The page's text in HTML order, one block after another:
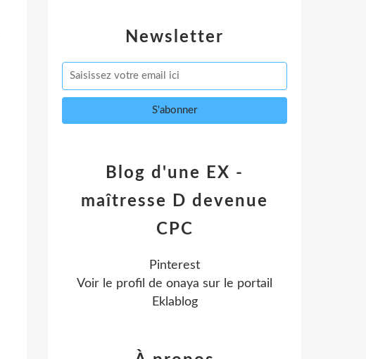
Newsletter
Blog d'une EX -
maîtresse D devenue
CPC
Pinterest
Voir le profil de onaya sur le portail
Eklablog